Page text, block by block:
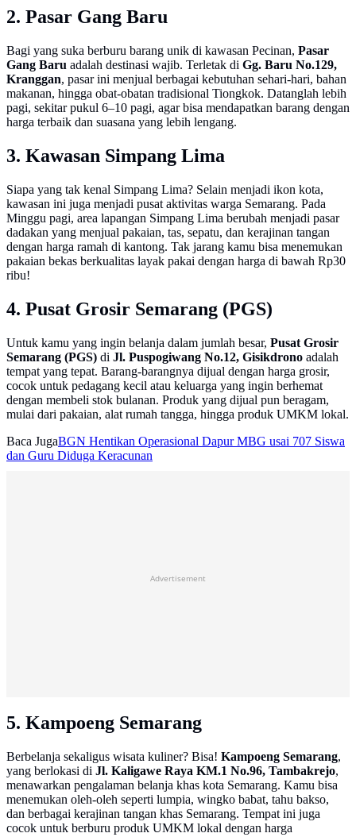
2. Pasar Gang Baru
Bagi yang suka berburu barang unik di kawasan Pecinan, Pasar
Gang Baru adalah destinasi wajib. Terletak di Gg. Baru No.129,
Kranggan, pasar ini menjual berbagai kebutuhan sehari-hari, bahan
makanan, hingga obat-obatan tradisional Tiongkok. Datanglah lebih
pagi, sekitar pukul 6–10 pagi, agar bisa mendapatkan barang dengan
harga terbaik dan suasana yang lebih lengang.
3. Kawasan Simpang Lima
Siapa yang tak kenal Simpang Lima? Selain menjadi ikon kota,
kawasan ini juga menjadi pusat aktivitas warga Semarang. Pada
Minggu pagi, area lapangan Simpang Lima berubah menjadi pasar
dadakan yang menjual pakaian, tas, sepatu, dan kerajinan tangan
dengan harga ramah di kantong. Tak jarang kamu bisa menemukan
pakaian bekas berkualitas layak pakai dengan harga di bawah Rp30
ribu!
4. Pusat Grosir Semarang (PGS)
Untuk kamu yang ingin belanja dalam jumlah besar, Pusat Grosir
Semarang (PGS) di Jl. Puspogiwang No.12, Gisikdrono adalah
tempat yang tepat. Barang-barangnya dijual dengan harga grosir,
cocok untuk pedagang kecil atau keluarga yang ingin berhemat
dengan membeli stok bulanan. Produk yang dijual pun beragam,
mulai dari pakaian, alat rumah tangga, hingga produk UMKM lokal.
Baca JugaBGN Hentikan Operasional Dapur MBG usai 707 Siswa
dan Guru Diduga Keracunan
Advertisement
5. Kampoeng Semarang
Berbelanja sekaligus wisata kuliner? Bisa! Kampoeng Semarang,
yang berlokasi di Jl. Kaligawe Raya KM.1 No.96, Tambakrejo,
menawarkan pengalaman belanja khas kota Semarang. Kamu bisa
menemukan oleh-oleh seperti lumpia, wingko babat, tahu bakso,
dan berbagai kerajinan tangan khas Semarang. Tempat ini juga
cocok untuk berburu produk UMKM lokal dengan harga